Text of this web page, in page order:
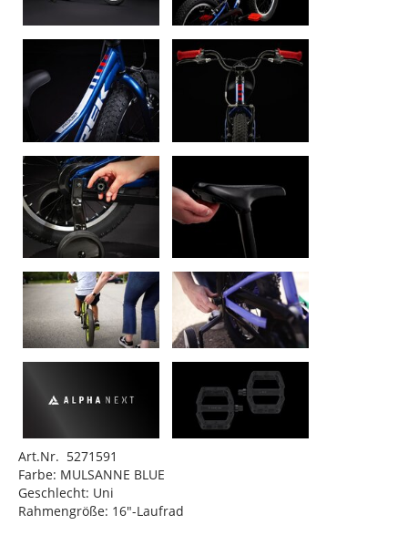
Art.Nr. 5271591
Farbe: MULSANNE BLUE
Geschlecht: Uni
Rahmengröße: 16"-Laufrad